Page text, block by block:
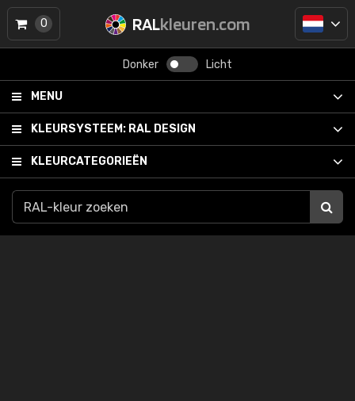
RALkleuren.com
Donker Licht
MENU
KLEURSYSTEEM: RAL DESIGN
KLEURCATEGORIEËN
0